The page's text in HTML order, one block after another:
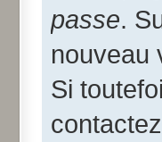
passe.
nouveau
Si